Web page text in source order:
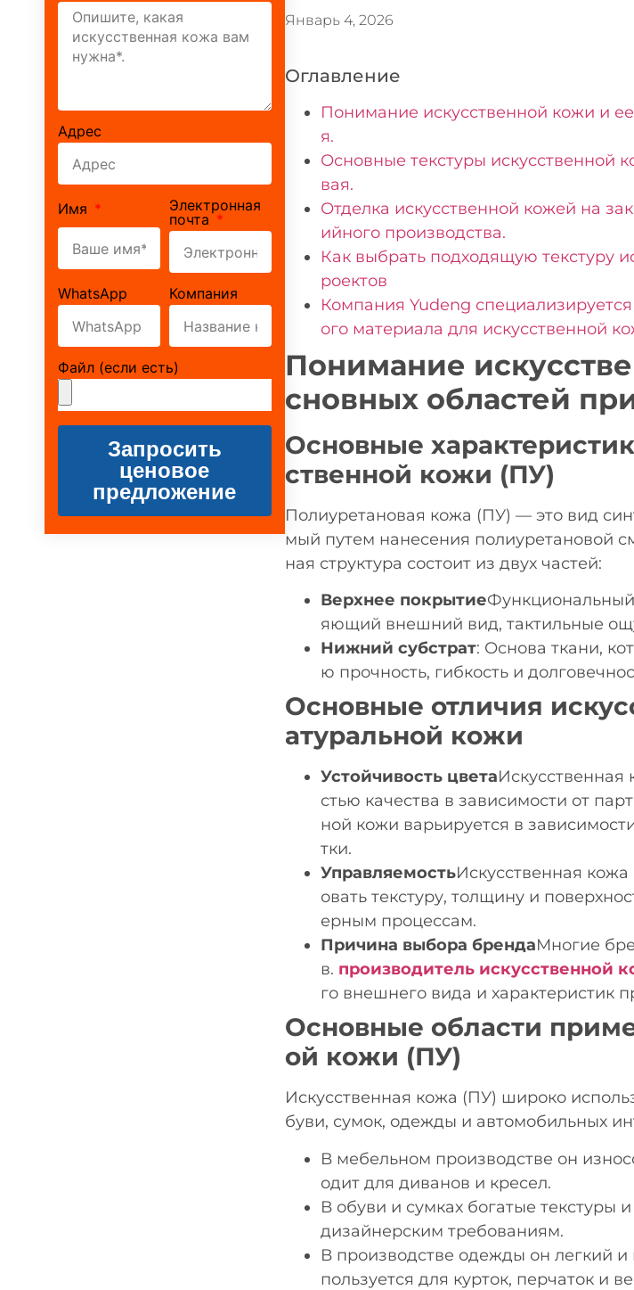
Адрес
Имя
Электронная
почта
WhatsApp Компания
Файл (если есть)
Запросить
ценовое
предложение
Январь 4, 2026
Оглавление
Понимание искусственной кожи и
я.
Основные текстуры искусственной
вая.
Отделка искусственной кожей на
ийного производства.
Как выбрать подходящую текстуру
роектов
Компания Yudeng
ого материала для искусственной
Понимание
сновных областей
Основные
ственной кожи (ПУ)
Полиуретановая кожа (ПУ) — это вид
мый путем нанесения полиуретановой
ная структура состоит из двух частей:
Верхнее покрытие
яющий внешний вид, тактильные
Нижний субстрат: Основа ткани,
ю прочность, гибкость и
Основные отличия
атуральной кожи
Устойчивость цветаИскусственная
стью качества в зависимости от
ной кожи варьируется в
тки.
УправляемостьИскусственная
овать текстуру, толщину и
ерным процессам.
Причина выбора брендаМногие
в. производитель искусственной
го внешнего вида и характеристик
Основные области
ой кожи (ПУ)
Искусственная кожа (ПУ) широко
буви, сумок, одежды и автомобильных
В мебельном производстве он
одит для диванов и кресел.
В обуви и сумках богатые текстуры
дизайнерским требованиям.
В производстве одежды он легкий
пользуется для курток, перчаток и